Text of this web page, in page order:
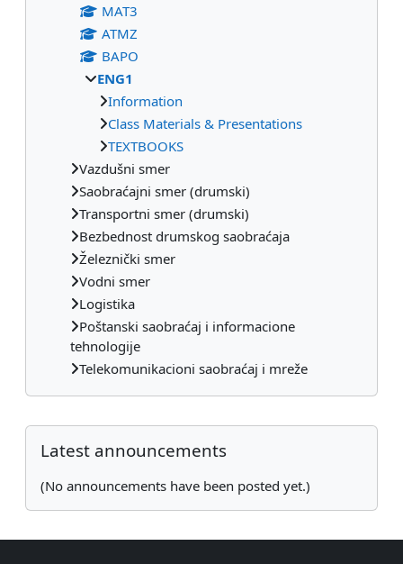
МАТ3
ATMZ
BAPO
ENG1
Information
Class Materials & Presentations
TEXTBOOKS
Vazdušni smer
Saobraćajni smer (drumski)
Transportni smer (drumski)
Bezbednost drumskog saobraćaja
Železnički smer
Vodni smer
Logistika
Poštanski saobraćaj i informacione
tehnologije
Telekomunikacioni saobraćaj i mreže
Supplementary blocks
Skip Latest announcements
Latest announcements
(No announcements have been posted yet.)